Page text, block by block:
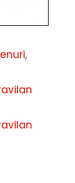
,